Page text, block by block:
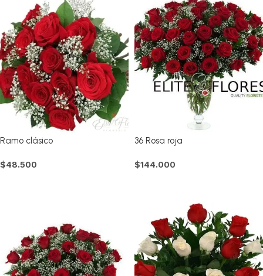
Ramo clásico
$48.500
36 Rosa roja
$144.000